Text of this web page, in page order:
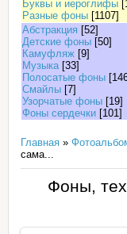
Буквы и иероглифы
Разные фоны [1107]
Абстракция [52]
Детские фоны [50]
Камуфляж [9]
Музыка [33]
Полосатые фоны
Смайлы [7]
Узорчатые фоны [19]
Фоны сердечки [101]
Главная »
сама...
Фоны,